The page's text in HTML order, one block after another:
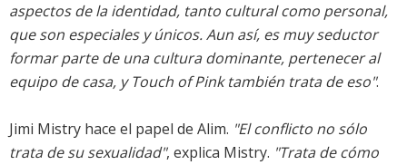
aspectos de la identidad, tanto cultural como personal,
que son especiales y únicos. Aun así, es muy seductor
formar parte de una cultura dominante, pertenecer al
equipo de casa, y Touch of Pink también trata de eso".
Jimi Mistry hace el papel de Alim. "El conflicto no sólo
trata de su sexualidad", explica Mistry. "Trata de cómo